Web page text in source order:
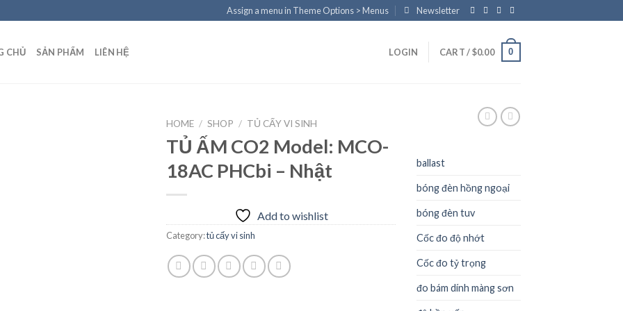
Assign a menu in Theme Options > Menus Newsletter
CHỦ SẢN PHẨM LIÊN HỆ LOGIN CART /$0.00 0
HOME / SHOP / TỦ CẤY VI SINH
TỦ ẤM CO2 Model: MCO-
18AC PHCbi – Nhật
Add to wishlist
Category:tủ cấy vi sinh
ballast
bóng đèn hồng ngoại
bóng đèn tuv
Cốc đo độ nhớt
Cốc đo tỷ trọng
đo bám dính màng sơn